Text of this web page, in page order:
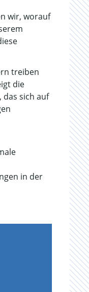
wir, worauf
treiben
die
das sich auf
in der